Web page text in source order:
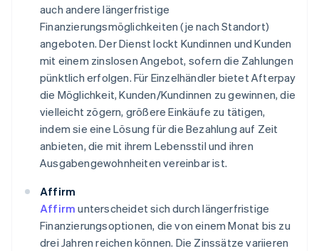
auch andere längerfristige
Finanzierungsmöglichkeiten (je nach Standort)
angeboten. Der Dienst lockt Kundinnen und Kunden
mit einem zinslosen Angebot, sofern die Zahlungen
pünktlich erfolgen. Für Einzelhändler bietet Afterpay
die Möglichkeit, Kunden/Kundinnen zu gewinnen, die
vielleicht zögern, größere Einkäufe zu tätigen,
indem sie eine Lösung für die Bezahlung auf Zeit
anbieten, die mit ihrem Lebensstil und ihren
Ausgabengewohnheiten vereinbar ist.
Affirm
Affirm unterscheidet sich durch längerfristige
Finanzierungsoptionen, die von einem Monat bis zu
drei Jahren reichen können. Die Zinssätze variieren